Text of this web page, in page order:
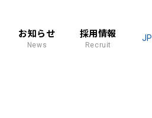
お知らせ
News
採用情報
Recruit
JP